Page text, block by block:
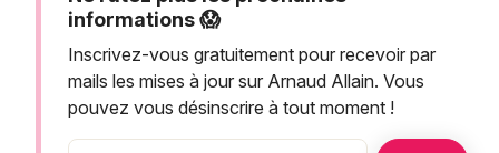
Activité & Expérience
Manifestations
Foires & salons
Mulhouse
informations 😱
Inscrivez-vous gratuitement pour recevoir par
mails les mises à jour sur Arnaud Allain. Vous
pouvez vous désinscrire à tout moment !